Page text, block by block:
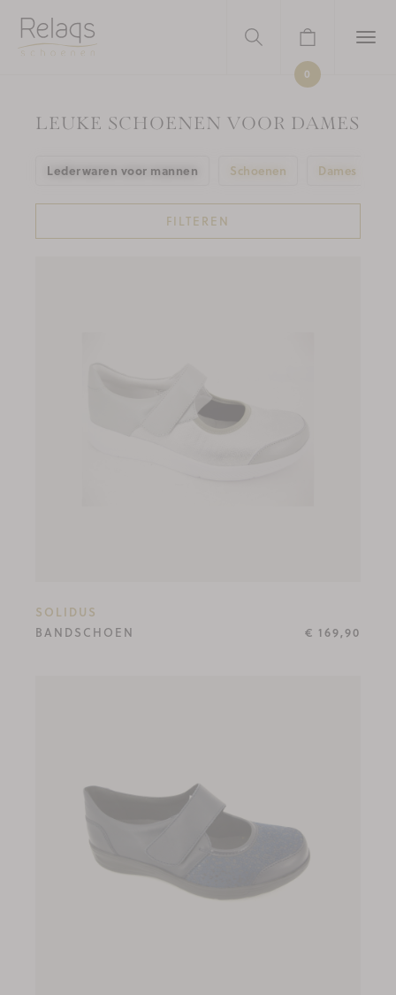
0
LEUKE SCHOENEN VOOR DAMES
Lederwaren voor mannen Schoenen Dames
FILTEREN
SOLIDUS
BANDSCHOEN
€ 169,90